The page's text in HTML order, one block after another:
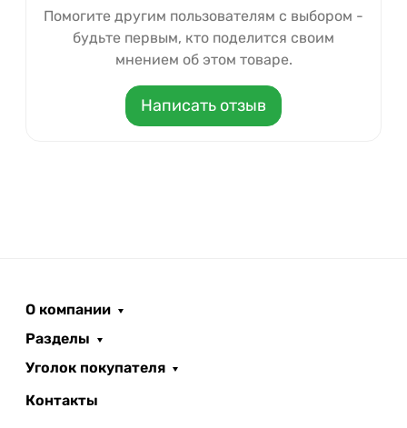
Помогите другим пользователям с выбором -
будьте первым, кто поделится своим
мнением об этом товаре.
Написать отзыв
О компании
Разделы
Уголок покупателя
Контакты